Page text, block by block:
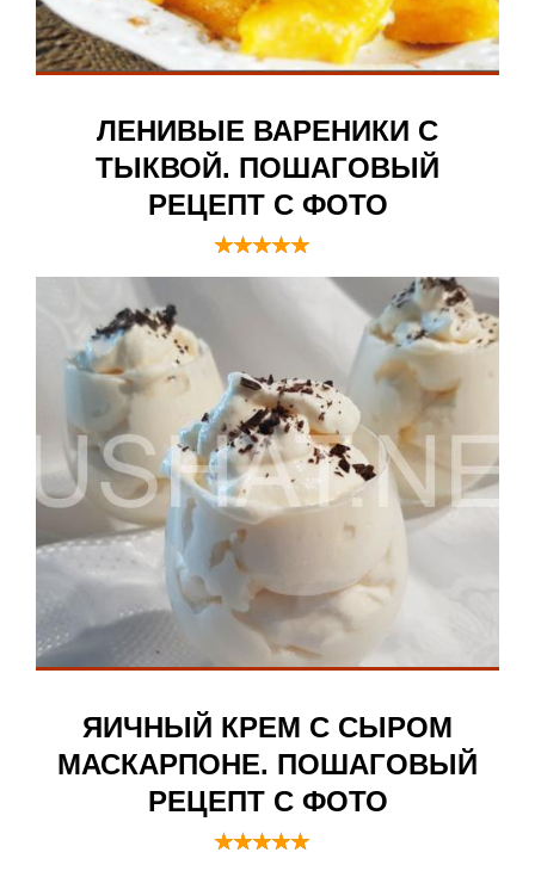
ЛЕНИВЫЕ ВАРЕНИКИ С
ТЫКВОЙ. ПОШАГОВЫЙ
РЕЦЕПТ С ФОТО
ЯИЧНЫЙ КРЕМ С СЫРОМ
МАСКАРПОНЕ. ПОШАГОВЫЙ
РЕЦЕПТ С ФОТО